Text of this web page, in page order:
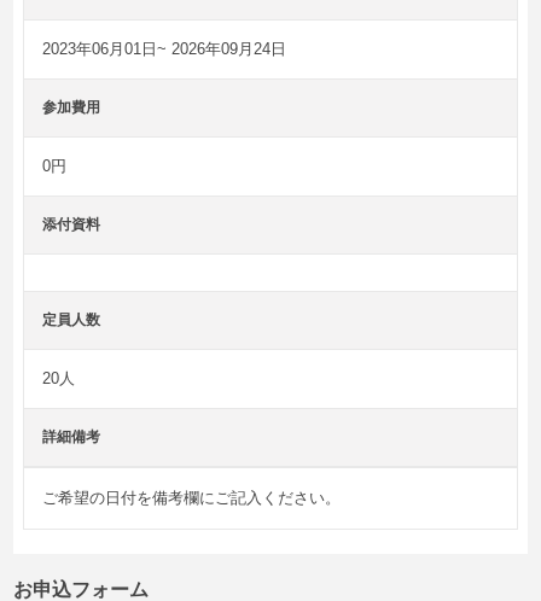
2023年06月01日~ 2026年09月24日
参加費用
0円
添付資料
定員人数
20人
詳細備考
ご希望の日付を備考欄にご記入ください。
お申込フォーム